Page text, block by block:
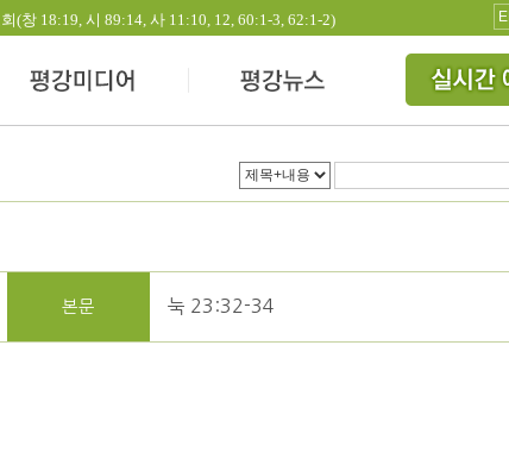
(창 18:19, 시 89:14, 사 11:10, 12, 60:1-3, 62:1-2)
본문 눅 23:32-34